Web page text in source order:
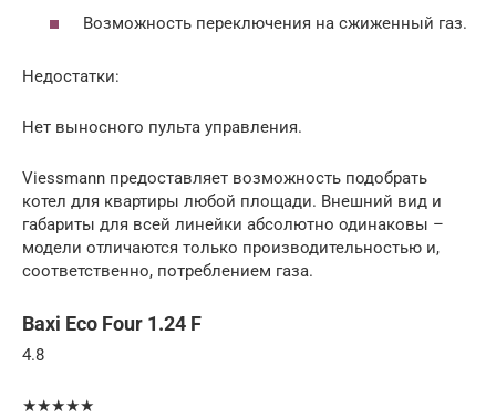
Возможность переключения на сжиженный газ.
Недостатки:
Нет выносного пульта управления.
Viessmann предоставляет возможность подобрать
котел для квартиры любой площади. Внешний вид и
габариты для всей линейки абсолютно одинаковы –
модели отличаются только производительностью и,
соответственно, потреблением газа.
Baxi Eco Four 1.24 F
4.8
★★★★★